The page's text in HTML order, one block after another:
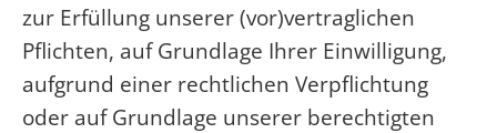
zur Erfüllung unserer (vor)vertraglichen
Pflichten, auf Grundlage Ihrer Einwilligung,
aufgrund einer rechtlichen Verpflichtung
oder auf Grundlage unserer berechtigten